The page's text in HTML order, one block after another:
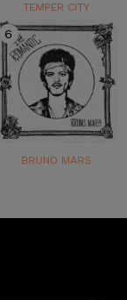
TEMPER CITY
6
BRUNO MARS